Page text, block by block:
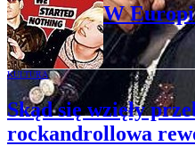
W
KULTURA
Skąd się wzięły
rockandrollowa